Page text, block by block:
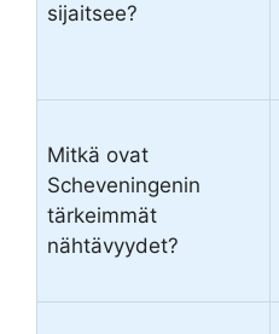
sijaitsee?
Mitkä ovat
Scheveningenin
tärkeimmät
nähtävyydet?